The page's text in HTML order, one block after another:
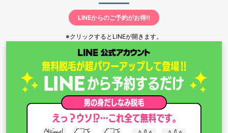
LINEからのご予約がお得‼
※クリックするとLINEが開きます。